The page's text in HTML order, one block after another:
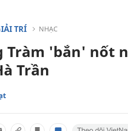
TRÍ NHẠC
Tràm 'bắn' nốt
Trần